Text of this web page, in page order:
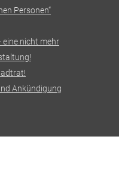
Personen“
nicht mehr
Ankündigung